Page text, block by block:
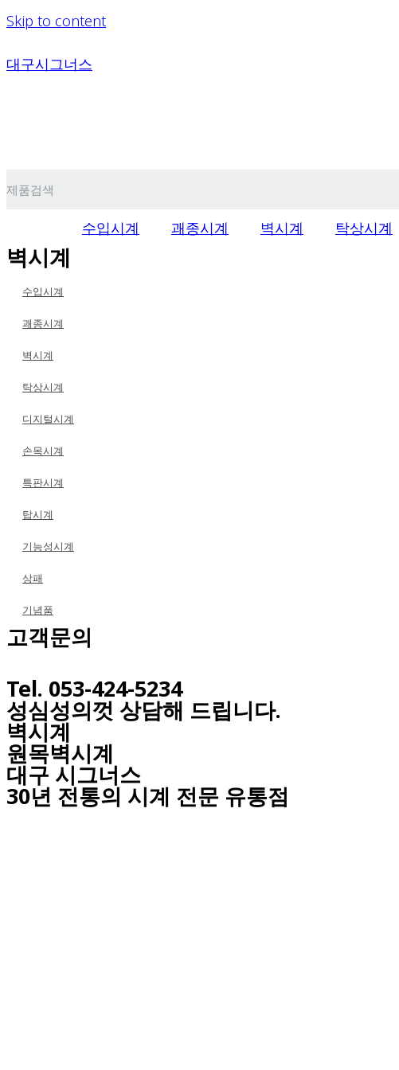
Skip to content
대구시그너스
수입시계 괘종시계 벽시계 탁상시계
벽시계
수입시계
괘종시계
벽시계
탁상시계
디지털시계
손목시계
특판시계
탑시계
기능성시계
상패
기념품
고객문의
Tel. 053-424-5234
성심성의껏 상담해 드립니다.
벽시계
원목벽시계
대구 시그너스
30년 전통의 시계 전문 유통점